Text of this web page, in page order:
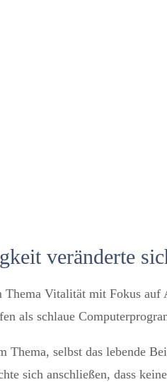
veränderte
Vitalität mit Fokus
als schlaue
selbst das lebende
sich anschließen, dass